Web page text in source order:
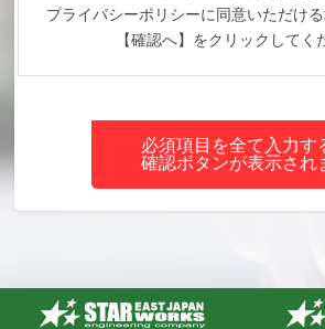
プライバシーポリシーに同意いただけ
【確認へ】をクリックしてく
必須項目を全て入力す
確認ボタンが表示され